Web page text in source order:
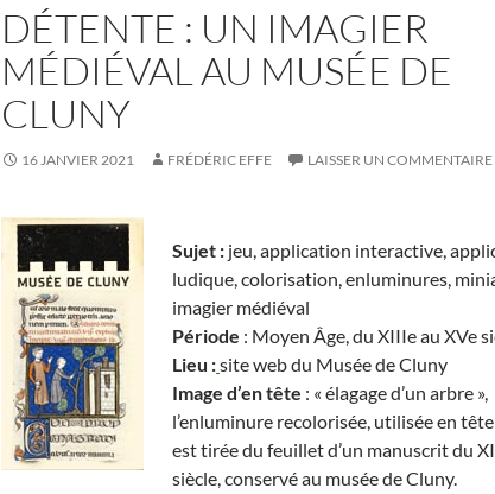
DÉTENTE : UN IMAGIER
MÉDIÉVAL AU MUSÉE DE
CLUNY
16 JANVIER 2021 FRÉDÉRIC EFFE LAISSER UN COMMENTAIRE
Sujet : jeu, application interactive,
ludique, colorisation, enluminures,
imagier médiéval
Période : Moyen Âge, du XIIIe au XVe
Lieu :site web du Musée de Cluny
Image d’en tête : « élagage d’un arbre »,
l’enluminure recolorisée, utilisée en tête
est tirée du feuillet d’un manuscrit du
siècle, conservé au musée de Cluny.